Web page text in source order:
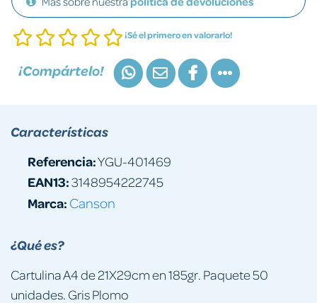
¡Sé el primero en valorarlo!
¡Compártelo!
¿Qué es?
Cartulina A4 de 21X29cm en 185gr. Paquete 50
unidades. Gris Plomo
Características
Referencia:YGU-401469
EAN13:3148954222745
Marca: Canson